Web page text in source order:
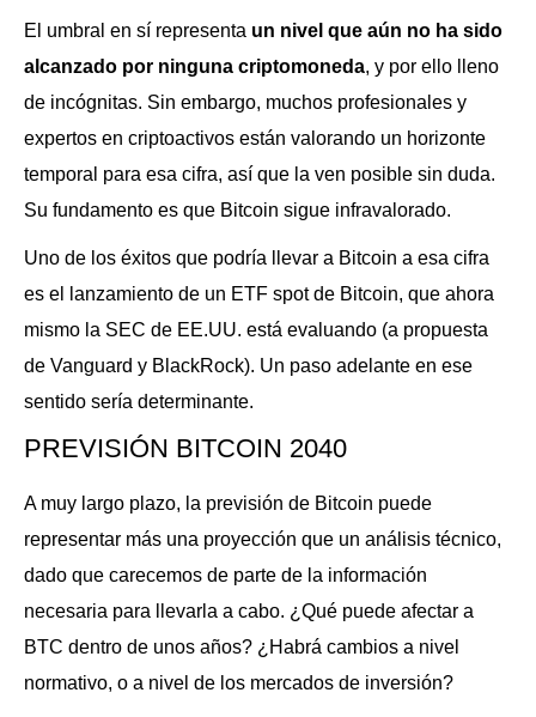
El umbral en sí representa un nivel que aún no ha sido
alcanzado por ninguna criptomoneda, y por ello lleno
de incógnitas. Sin embargo, muchos profesionales y
expertos en criptoactivos están valorando un horizonte
temporal para esa cifra, así que la ven posible sin duda.
Su fundamento es que Bitcoin sigue infravalorado.
Uno de los éxitos que podría llevar a Bitcoin a esa cifra
es el lanzamiento de un ETF spot de Bitcoin, que ahora
mismo la SEC de EE.UU. está evaluando (a propuesta
de Vanguard y BlackRock). Un paso adelante en ese
sentido sería determinante.
PREVISIÓN BITCOIN 2040
A muy largo plazo, la previsión de Bitcoin puede
representar más una proyección que un análisis técnico,
dado que carecemos de parte de la información
necesaria para llevarla a cabo. ¿Qué puede afectar a
BTC dentro de unos años? ¿Habrá cambios a nivel
normativo, o a nivel de los mercados de inversión?